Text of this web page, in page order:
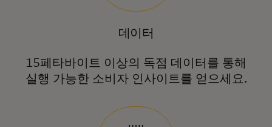
데이터
15페타바이트 이상의 독점 데이터를 통해
실행 가능한 소비자 인사이트를 얻으세요.